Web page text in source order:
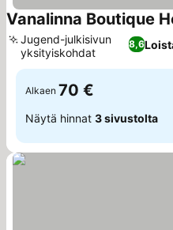
Vanalinna Boutique
8,6
Jugend-julkisivun
yksityiskohdat
Alkaen 70 €
Näytä hinnat 3 sivustolta